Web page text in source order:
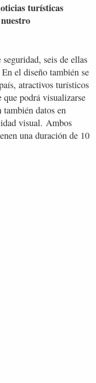
turísticas
seis de ellas
el diseño también se
atractivos turísticos
podrá visualizarse
datos en
visual. Ambos
una duración de 10